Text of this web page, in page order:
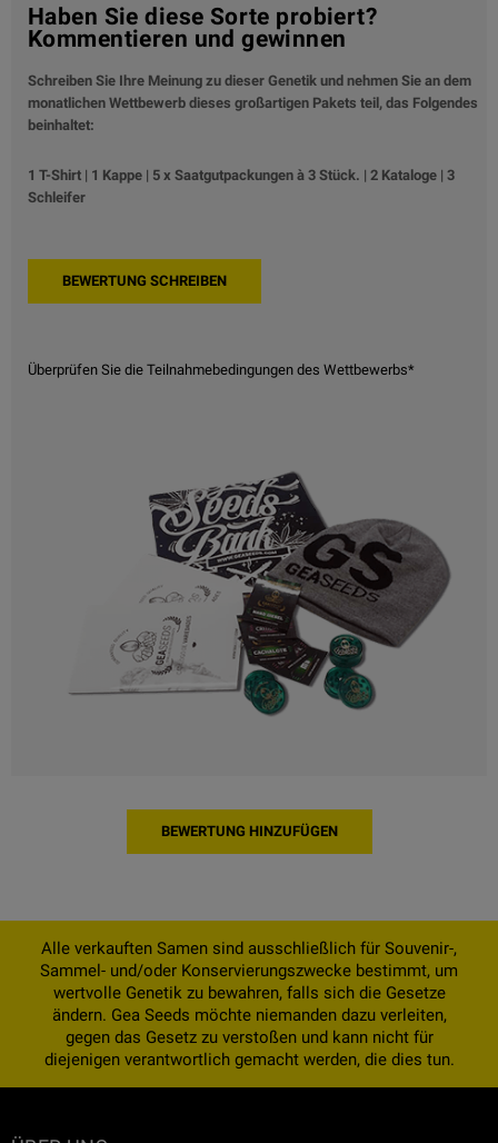
Haben Sie diese Sorte probiert?
Kommentieren und gewinnen
Schreiben Sie Ihre Meinung zu dieser Genetik und nehmen Sie an dem
monatlichen Wettbewerb dieses großartigen Pakets teil, das Folgendes
beinhaltet:
1 T-Shirt | 1 Kappe | 5 x Saatgutpackungen à 3 Stück. | 2 Kataloge | 3
Schleifer
Überprüfen Sie die Teilnahmebedingungen des Wettbewerbs*
BEWERTUNG HINZUFÜGEN
Alle verkauften Samen sind ausschließlich für Souvenir-,
Sammel- und/oder Konservierungszwecke bestimmt, um
wertvolle Genetik zu bewahren, falls sich die Gesetze
ändern. Gea Seeds möchte niemanden dazu verleiten,
gegen das Gesetz zu verstoßen und kann nicht für
diejenigen verantwortlich gemacht werden, die dies tun.